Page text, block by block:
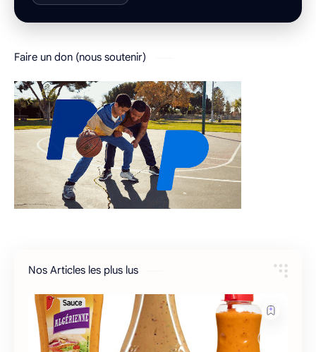
Faire un don (nous soutenir)
Nos Articles les plus lus